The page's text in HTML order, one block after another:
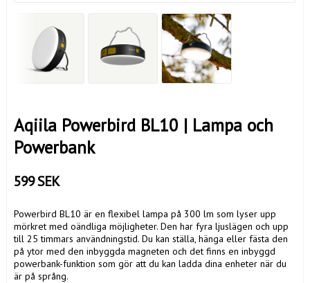
Aqiila Powerbird BL10 | Lampa och
Powerbank
599 SEK
Powerbird BL10 är en flexibel lampa på 300 lm som lyser upp
mörkret med oändliga möjligheter. Den har fyra ljuslägen och upp
till 25 timmars användningstid. Du kan ställa, hänga eller fästa den
på ytor med den inbyggda magneten och det finns en inbyggd
powerbank-funktion som gör att du kan ladda dina enheter när du
är på språng.